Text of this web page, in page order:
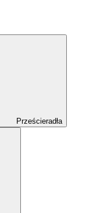
Prześcieradła